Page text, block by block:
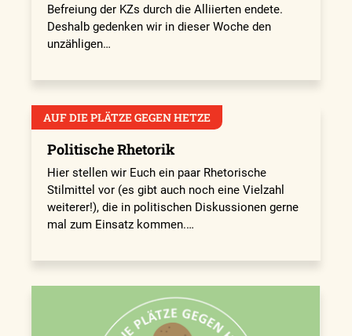
Befreiung der KZs durch die Alliierten endete.
Deshalb gedenken wir in dieser Woche den
unzähligen…
AUF DIE PLÄTZE GEGEN HETZE
Politische Rhetorik
Hier stellen wir Euch ein paar Rhetorische
Stilmittel vor (es gibt auch noch eine Vielzahl
weiterer!), die in politischen Diskussionen gerne
mal zum Einsatz kommen.…